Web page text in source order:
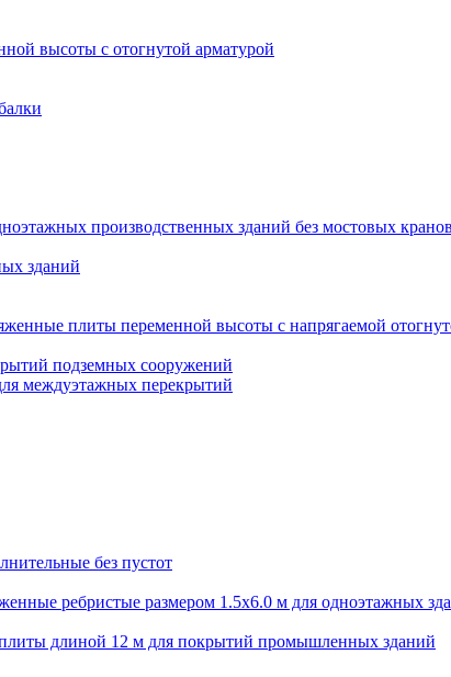
высоты с отогнутой арматурой
производственных зданий без мостовых кранов
зданий
плиты переменной высоты с напрягаемой
подземных сооружений
междуэтажных перекрытий
без пустот
ребристые размером 1.5х6.0 м для одноэтажных
длиной 12 м для покрытий промышленных зданий